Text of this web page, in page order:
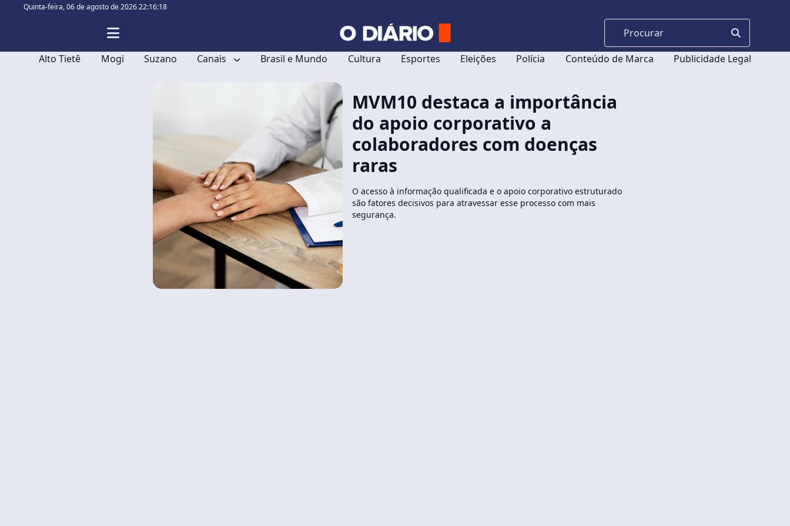
Quinta-feira,06 de agosto de 2026 22:16:18
Alto Tietê Mogi Suzano Canais Brasil e Mundo Cultura Esportes Eleições Polícia Conteúdo de Marca Publicidade Legal
MVM10 destaca a importância
do apoio corporativo a
colaboradores com doenças
raras
O acesso à informação qualificada e o apoio corporativo estruturado
são fatores decisivos para atravessar esse processo com mais
segurança.